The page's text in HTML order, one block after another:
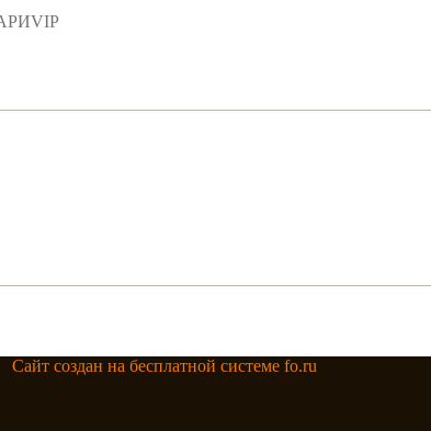
Сайт создан на бесплатной системе fo.ru